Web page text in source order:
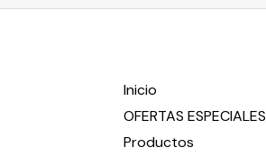
Inicio
OFERTAS ESPECIALES
Productos